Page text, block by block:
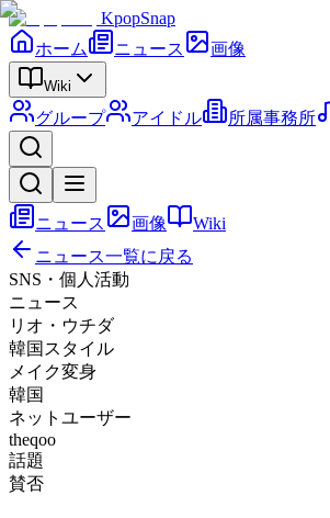
KpopSnap
ホーム
ニュース 画像
Wiki
グループ アイドル 所属事務所
ニュース 画像
Wiki
ニュース一覧に戻る
SNS・個人活動
ニュース
リオ・ウチダ
韓国スタイル
メイク変身
韓国
ネットユーザー
theqoo
話題
賛否